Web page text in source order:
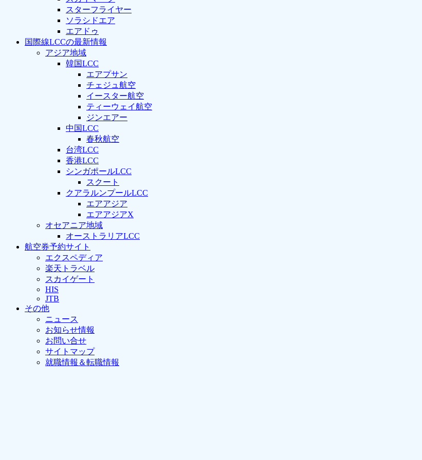
スターフライヤー
ソラシドエア
エアドゥ
国際線LCCの最新情報
アジア地域
韓国LCC
エアプサン
チェジュ航空
イースター航空
ティーウェイ航空
ジンエアー
中国LCC
春秋航空
台湾LCC
香港LCC
シンガポールLCC
スクート
クアラルンプールLCC
エアアジア
エアアジアX
オセアニア地域
オーストラリアLCC
航空券予約サイト
エクスペディア
楽天トラベル
スカイゲート
HIS
JTB
その他
ニュース
お知らせ情報
お問い合せ
サイトマップ
就職情報＆転職情報